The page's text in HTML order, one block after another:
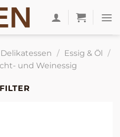
/ Essig & Öl /
und Weinessig
FILTER